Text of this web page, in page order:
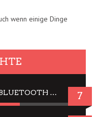
wenn einige Dinge
JBL TUNE 720BT: OVER EAR BLUETOOTH KOPFHÖRER UM DIE 50,-€ IM DAUER-TEST 7